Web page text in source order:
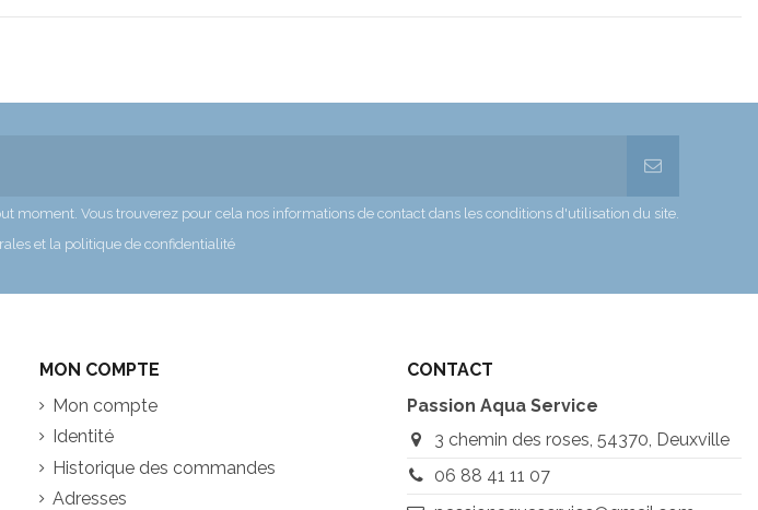
moment. Vous trouverez pour cela nos informations de contact dans les conditions d'utilisation du site.
et la politique de confidentialité
MON COMPTE
Mon compte
Identité
Historique des commandes
Adresses
CONTACT
Passion Aqua Service
3 chemin des roses, 54370, Deuxville
06 88 41 11 07